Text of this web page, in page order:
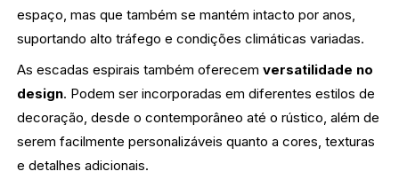
espaço, mas que também se mantém intacto por anos,
suportando alto tráfego e condições climáticas variadas.
As escadas espirais também oferecemversatilidade no
design. Podem ser incorporadas em diferentes estilos de
decoração, desde o contemporâneo até o rústico, além de
serem facilmente personalizáveis quanto a cores, texturas
e detalhes adicionais.